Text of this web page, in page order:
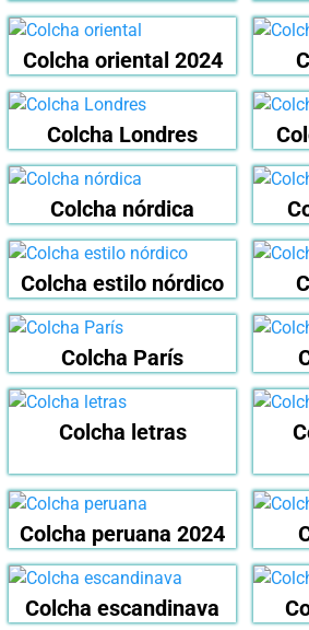
Colcha oriental 2024
Colcha Londres
Colcha nórdica
Colcha estilo nórdico
Colcha París
Colcha letras
Colcha peruana 2024
Colcha escandinava